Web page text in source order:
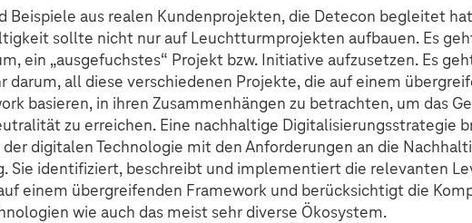
Beispiele aus realen Kundenprojekten, die Detecon begleitet
sollte nicht nur auf Leuchtturmprojekten aufbauen. Es
ein „ausgefuchstes“ Projekt bzw. Initiative aufzusetzen. Es
darum, all diese verschiedenen Projekte, die auf einem
basieren, in ihren Zusammenhängen zu betrachten, um das
zu erreichen. Eine nachhaltige Digitalisierungsstrategie
digitalen Technologie mit den Anforderungen an die
Sie identifiziert, beschreibt und implementiert die relevanten
einem übergreifenden Framework und berücksichtigt die
wie auch das meist sehr diverse Ökosystem.